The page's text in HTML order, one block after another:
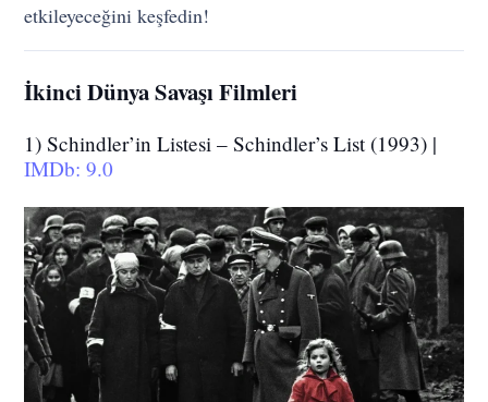
etkileyeceğini keşfedin!
İkinci Dünya Savaşı Filmleri
1) Schindler’in Listesi – Schindler’s List (1993) |
IMDb: 9.0